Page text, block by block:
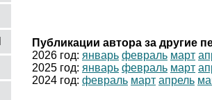
Публикации автора за другие
2026 год: январь февраль март
2025 год: январь февраль март
2024 год: февраль март апрель